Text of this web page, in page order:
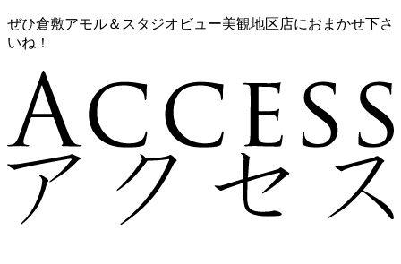
ぜひ倉敷アモル＆スタジオビュー美観地区店におまかせ下さ
いね！